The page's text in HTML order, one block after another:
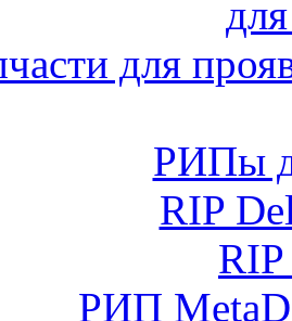
для
РИПы
RIP
РИП